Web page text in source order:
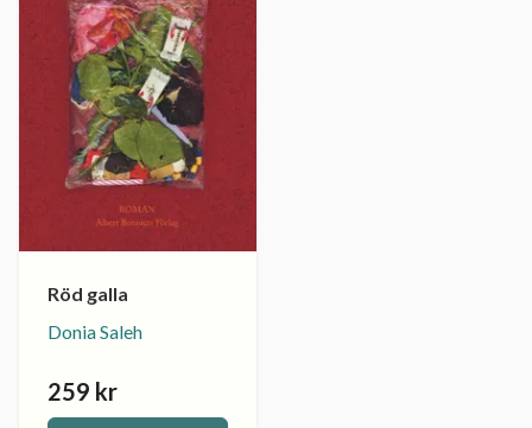
Röd galla
Donia Saleh
259 kr